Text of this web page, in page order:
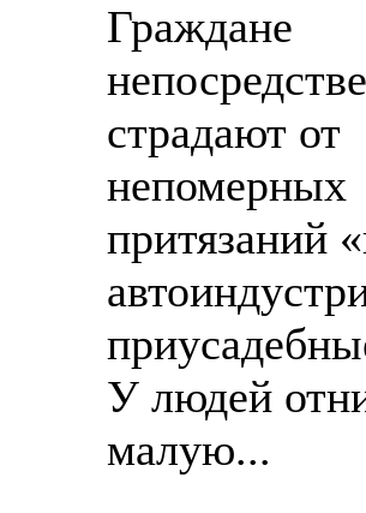
Граждане
страдают от
непомерных
притязаний
У людей
малую...